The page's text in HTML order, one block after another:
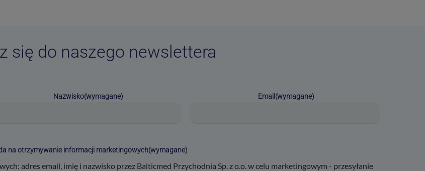
się do naszego newslettera
Nazwisko(wymagane) Email (wymagane)
na otrzymywanie informacji marketingowych(wymagane)
adres email, imię i nazwisko przez Balticmed Przychodnia Sp. z o.o. w celu marketingowym - przesyłanie